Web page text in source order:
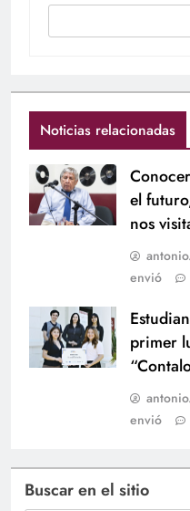
Noticias relacionadas
el
nos
envió
primer
envió
Buscar en el sitio